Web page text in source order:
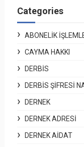
Categories
ABONELIK
CAYMA HAKKI
DERBİS
DERBİS ŞIFRESI
DERNEK
DERNEK ADRESI
DERNEK AIDAT